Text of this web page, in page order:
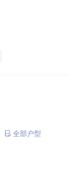
全部户型